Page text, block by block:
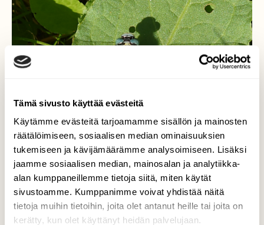
Tämä sivusto käyttää evästeitä
Käytämme evästeitä tarjoamamme sisällön ja mainosten
räätälöimiseen, sosiaalisen median ominaisuuksien
tukemiseen ja kävijämäärämme analysoimiseen. Lisäksi
jaamme sosiaalisen median, mainosalan ja analytiikka-
alan kumppaneillemme tietoja siitä, miten käytät
sivustoamme. Kumppanimme voivat yhdistää näitä
tietoja muihin tietoihin, joita olet antanut heille tai joita on
kerätty, kun olet käyttänyt heidän palvelujaan.